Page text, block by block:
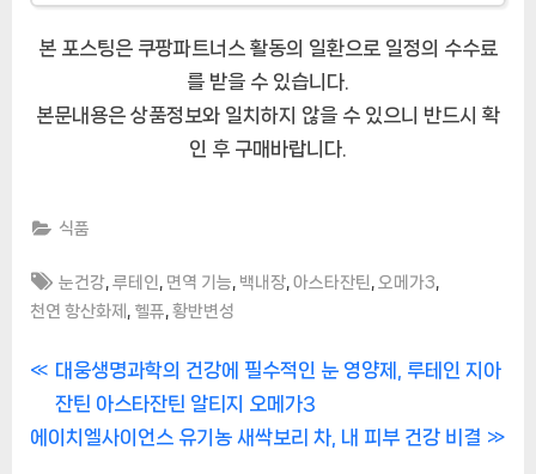
본 포스팅은 쿠팡파트너스 활동의 일환으로 일정의 수수료
를 받을 수 있습니다.
본문내용은 상품정보와 일치하지 않을 수 있으니 반드시 확
인 후 구매바랍니다.
식품
Tags:
눈건강 루테인 면역 기능 백내장 ,아스타잔틴 오메가3
천연 항산화제 헬퓨 황반변성
글
내
P
r
e
대웅생명과학의 건강에 필수적인 눈 영양제, 루테인 지아
잔틴 아스타잔틴 알티지 오메가3
N
에이치엘사이언스 유기농 새싹보리 차, 내 피부 건강 비결